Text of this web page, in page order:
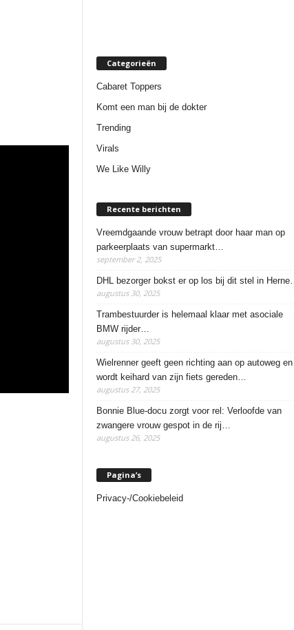
Categorieën
Cabaret Toppers
Komt een man bij de dokter
Trending
Virals
We Like Willy
Recente berichten
Vreemdgaande vrouw betrapt door haar man op
parkeerplaats van supermarkt…
september 2, 2025
DHL bezorger bokst er op los bij dit stel in Herne…
augustus 30, 2025
Trambestuurder is helemaal klaar met asociale
BMW rijder…
augustus 30, 2025
Wielrenner geeft geen richting aan op autoweg en
wordt keihard van zijn fiets gereden…
augustus 27, 2025
Bonnie Blue-docu zorgt voor rel: Verloofde van
zwangere vrouw gespot in de rij…
augustus 26, 2025
Pagina’s
Privacy-/Cookiebeleid